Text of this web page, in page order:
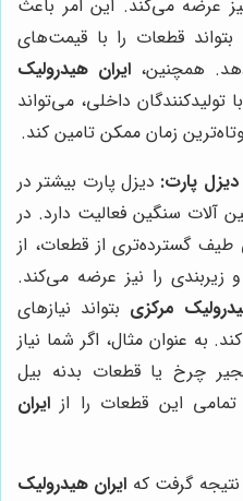
عرضه می‌کند. این امر باعث
بتواند قطعات را با قیمت‌های
همچنین،ایران هیدرولیک
تولیدکنندگان داخلی، می‌تواند
زمان ممکن تامین کند.
پارت: دیزل پارت بیشتر در
آلات سنگین فعالیت دارد. در
طیف گسترده‌تری از قطعات، از
زیربندی را نیز عرضه می‌کند.
مرکزی بتواند نیازهای
به عنوان مثال، اگر شما نیاز
چرخ یا قطعات بدنه بیل
تمامی این قطعات را از ایران
گرفت که ایران هیدرولیک